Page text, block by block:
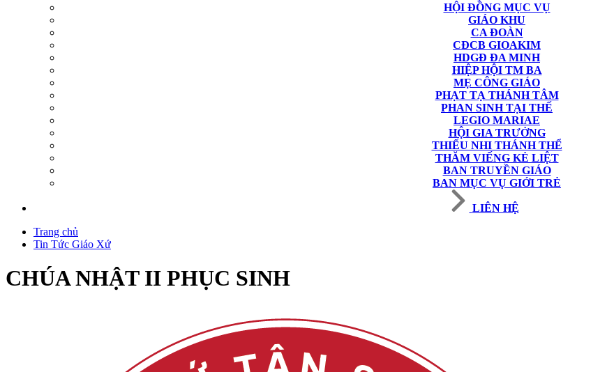
HỘI ĐỒNG MỤC VỤ
GIÁO KHU
CA ĐOÀN
CĐCB GIOAKIM
HDGĐ ĐA MINH
HIỆP HỘI TM BA
MẸ CÔNG GIÁO
PHẠT TẠ THÁNH TÂM
PHAN SINH TẠI THẾ
LEGIO MARIAE
HỘI GIA TRƯỞNG
THIẾU NHI THÁNH THỂ
THĂM VIẾNG KẺ LIỆT
BAN TRUYỀN GIÁO
BAN MỤC VỤ GIỚI TRẺ
LIÊN HỆ
Trang chủ
Tin Tức Giáo Xứ
CHÚA NHẬT II PHỤC SINH